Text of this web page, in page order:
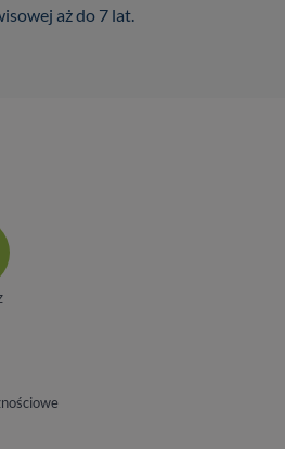
aż do 7 lat.